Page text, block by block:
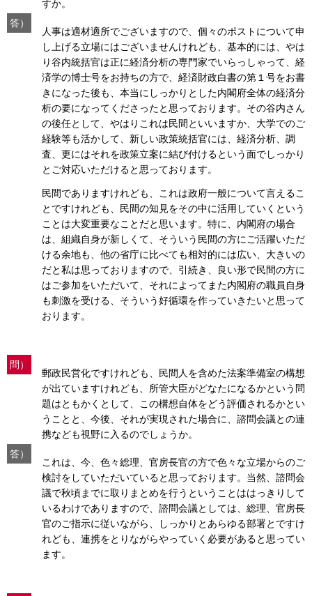
すか。
答）
人事は適材適所でございますので、個々のポストについて申
し上げる立場にはございませんけれども、基本的には、やは
り谷内統括官は正に経済分析の専門家でいらっしゃって、経
済学の博士号をお持ちの方で、経済財政白書の第１号をお書
きになった後も、本当にしっかりとした内閣府全体の経済分
析の要になってくださったと思っております。その谷内さん
の後任として、やはりこれは民間といいますか、大学でのご
経験等も活かして、新しい政策統括官には、経済分析、調
査、更にはそれを政策立案に結び付けるという面でしっかり
とご対応いただけると思っております。
民間でありますけれども、これは政府一般について言えるこ
とですけれども、民間の知見をその中に活用していくという
ことは大変重要なことだと思います。特に、内閣府の場合
は、組織自身が新しくて、そういう民間の方にご活躍いただ
ける余地も、他の省庁に比べても相対的には広い、大きいの
だと私は思っておりますので、引続き、良い形で民間の方に
はご参加をいただいて、それによってまた内閣府の職員自身
も刺激を受ける、そういう好循環を作っていきたいと思って
おります。
問）
郵政民営化ですけれども、民間人を含めた法案準備室の構想
が出ていますけれども、所管大臣がどなたになるかという問
題はともかくとして、この構想自体をどう評価されるかとい
うことと、今後、それが実現された場合に、諮問会議との連
携なども視野に入るのでしょうか。
答）
これは、今、色々総理、官房長官の方で色々な立場からのご
検討をしていただいていると思っております。当然、諮問会
議で秋頃までに取りまとめを行うということははっきりして
いるわけでありますので、諮問会議としては、総理、官房長
官のご指示に従いながら、しっかりとあらゆる部署とですけ
れども、連携をとりながらやっていく必要があると思ってい
ます。